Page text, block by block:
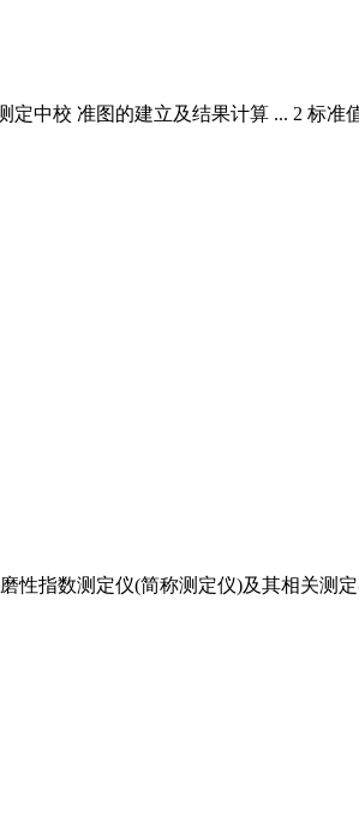
中校 准图的建立及结果计算 ... 2 标
性指数测定仪(简称测定仪)及其相关测